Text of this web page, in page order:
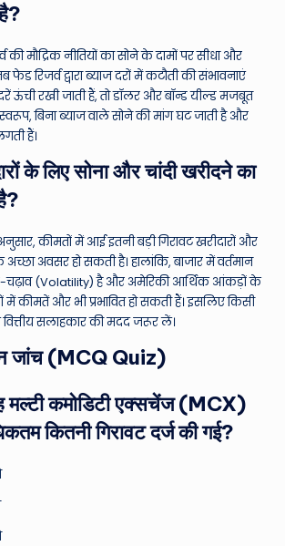
की मौद्रिक नीतियों का सोने के दामों पर सीधा और
फेड रिजर्व द्वारा ब्याज दरों में कटौती की संभावनाएं
ऊंची रखी जाती हैं, तो डॉलर और बॉन्ड यील्ड मजबूत
बिना ब्याज वाले सोने की मांग घट जाती है और
हैं।
के लिए सोना और चांदी खरीदने का
कीमतों में आई इतनी बड़ी गिरावट खरीदारों और
अवसर हो सकती है। हालांकि, बाजार में वर्तमान
चढ़ाव (Volatility) है और अमेरिकी आर्थिक आंकड़ों के
कीमतें और भी प्रभावित हो सकती हैं। इसलिए किसी
सलाहकार की मदद जरूर लें।
जांच (MCQ Quiz)
कमोडिटी एक्सचेंज (MCX)
कितनी गिरावट दर्ज की गई?